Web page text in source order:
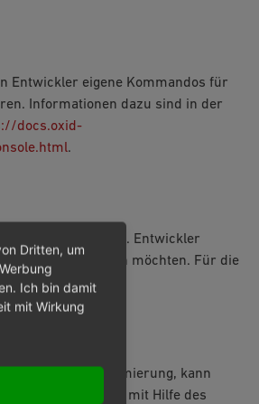
Entwickler eigene Kommandos für
Informationen dazu sind in der
docs.oxid-
.
Template Engine. Entwickler
verwenden möchten. Für die
Programmierung, kann
von OXID eShop mit Hilfe des
Dritten, um
Ich bin damit
mit Wirkung